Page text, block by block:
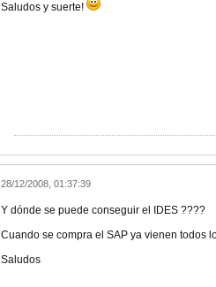
Saludos y suerte!
28/12/2008, 01:37:39
Y dónde se puede conseguir el IDES ????
Cuando se compra el SAP ya vienen todos
Saludos